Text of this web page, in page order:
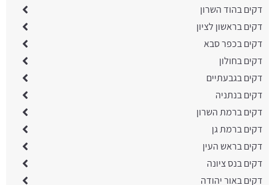
דקים בהוד השרון
דקים בראשון לציון
דקים בכפר סבא
דקים בחולון
דקים בגבעתיים
דקים בנתניה
דקים ברמת השרון
דקים ברמת גן
דקים בראש העין
דקים בנס ציונה
דקים באור יהודה